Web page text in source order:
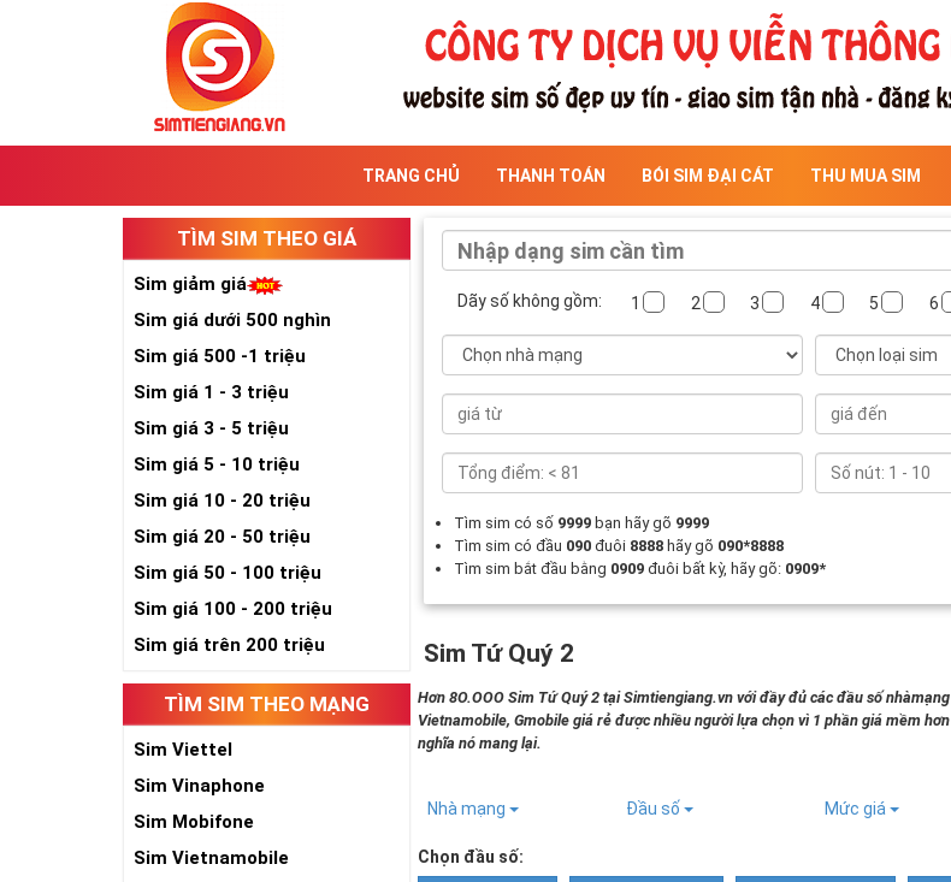
TRANG CHỦ THANH TOÁN BÓI SIM ĐẠI CÁT THU MUA SIM
TÌM SIM THEO GIÁ
Sim giảm giá
Sim giá dưới 500 nghìn
Sim giá 500 -1 triệu
Sim giá 1 - 3 triệu
Sim giá 3 - 5 triệu
Sim giá 5 - 10 triệu
Sim giá 10 - 20 triệu
Sim giá 20 - 50 triệu
Sim giá 50 - 100 triệu
Sim giá 100 - 200 triệu
Sim giá trên 200 triệu
TÌM SIM THEO MẠNG
Sim Viettel
Sim Vinaphone
Sim Mobifone
Sim Vietnamobile
Dãy số không gồm: 1 2 3 4 5 6
Tìm sim có số 9999 bạn hãy gõ 9999
Tìm sim có đầu 090đuôi 8888 hãy gõ 090*8888
Tìm sim bắt đầu bằng 0909 đuôi bất kỳ, hãy gõ: 0909*
Sim Tứ Quý 2
Hơn 8O.OOO Sim Tứ Quý 2 tại Simtiengiang.vn với đầy đủ các đầu số
Vietnamobile, Gmobile giá rẻ được nhiều người lựa chọn vì 1 phần giá mềm
nghĩa nó mang lại.
Nhà mạng Đầu số Mức giá
Chọn đầu số: